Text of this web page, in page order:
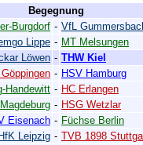
Begegnung
Burgdorf - VfL
Lippe - MT Melsungen
Löwen - THW Kiel
Göppingen - HSV Hamburg
Handewitt - HC Erlangen
- HSG Wetzlar
Eisenach - Füchse Berlin
Leipzig - TVB 1898